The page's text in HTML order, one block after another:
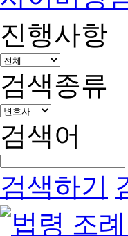
진행사항
검색종류
검색어
검색하기